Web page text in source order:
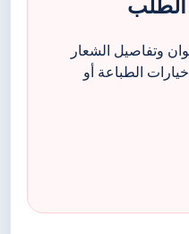
وتفاصيل الشعار
الطباعة أو